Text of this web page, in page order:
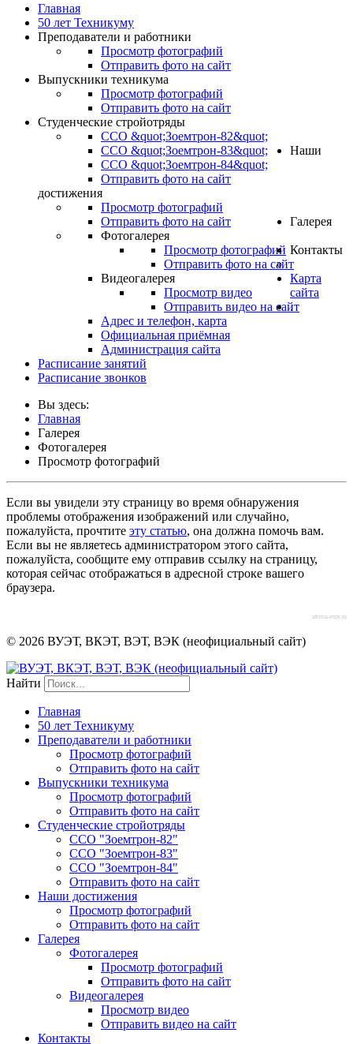
Главная
50 лет Техникуму
Преподаватели и работники
Просмотр фотографий
Отправить фото на сайт
Выпускники техникума
Просмотр фотографий
Отправить фото на сайт
Студенческие стройотряды
ССО &quot;Зоемтрон-82&quot;
ССО &quot;Зоемтрон-83&quot;
ССО &quot;Зоемтрон-84&quot;
Отправить фото на сайт
Наши
достижения
Просмотр фотографий
Отправить фото на сайт
Галерея
Фотогалерея
Просмотр фотографий
Отправить фото на сайт
Видеогалерея
Просмотр видео
Отправить видео на сайт
Контакты
Адрес и телефон, карта
Официальная приёмная
Администрация сайта
Карта
сайта
.
Расписание занятий
Расписание звонков
Вы здесь:
Главная
Галерея
Фотогалерея
Просмотр фотографий
Если вы увидели эту страницу во время обнаружения
проблемы отображения изображений или случайно,
пожалуйста, прочтите эту статью, она должна помочь вам.
Если вы не являетесь администратором этого сайта,
пожалуйста, сообщите ему отправив ссылку на страницу,
которая сейчас отображаться в адресной строке вашего
браузера.
afisha-msk.ru
© 2026 ВУЭТ, ВКЭТ, ВЭТ, ВЭК (неофициальный сайт)
Найти
Главная
50 лет Техникуму
Преподаватели и работники
Просмотр фотографий
Отправить фото на сайт
Выпускники техникума
Просмотр фотографий
Отправить фото на сайт
Студенческие стройотряды
ССО "Зоемтрон-82"
ССО "Зоемтрон-83"
ССО "Зоемтрон-84"
Отправить фото на сайт
Наши достижения
Просмотр фотографий
Отправить фото на сайт
Галерея
Фотогалерея
Просмотр фотографий
Отправить фото на сайт
Видеогалерея
Просмотр видео
Отправить видео на сайт
Контакты